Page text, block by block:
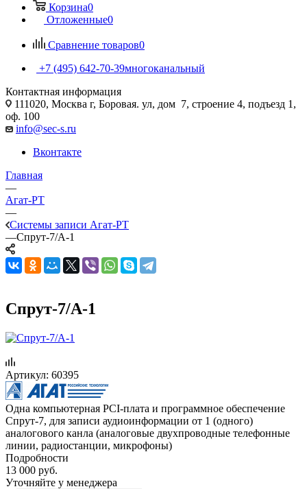
Корзина0
Отложенные0
Сравнение товаров0
+7 (495) 642-70-39многоканальный
Контактная информация
111020, Москва г, Боровая. ул, дом 7, строение 4, подъезд 1,
оф. 100
info@sec-s.ru
Вконтакте
Главная
—
Агат-РТ
—
Системы записи Агат-РТ
—Спрут-7/А-1
Спрут-7/А-1
Артикул: 60395
Одна компьютерная PCI-плата и программное обеспечение
Спрут-7, для записи аудиоинформации от 1 (одного)
аналогового канла (аналоговые двухпроводные телефонные
линии, радиостанции, микрофоны)
Подробности
13 000 руб.
Уточняйте у менеджера